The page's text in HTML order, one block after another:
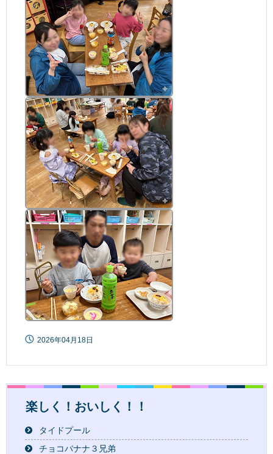
2026年04月18日
楽しく！おいしく！！
タイドプール
チョコバナナ３兄弟